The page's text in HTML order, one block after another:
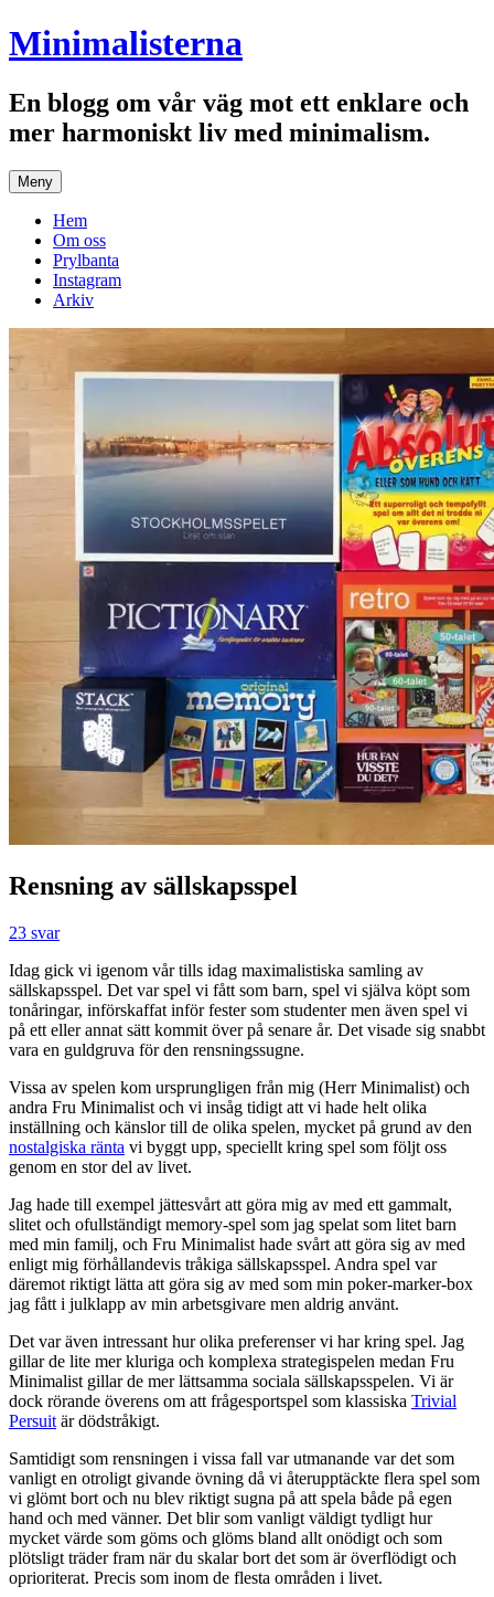
Hoppa
till
Minimalisterna
En blogg om vår väg mot ett enklare och
mer harmoniskt liv med minimalism.
Meny
Hem
Om oss
Prylbanta
Instagram
Arkiv
Rensning av sällskapsspel
23 svar
Idag gick vi igenom vår tills idag maximalistiska samling av
sällskapsspel. Det var spel vi fått som barn, spel vi själva köpt som
tonåringar, införskaffat inför fester som studenter men även spel vi
på ett eller annat sätt kommit över på senare år. Det visade sig snabbt
vara en guldgruva för den rensningssugne.
Vissa av spelen kom ursprungligen från mig (Herr Minimalist) och
andra Fru Minimalist och vi insåg tidigt att vi hade helt olika
inställning och känslor till de olika spelen, mycket på grund av den
nostalgiska ränta vi byggt upp, speciellt kring spel som följt oss
genom en stor del av livet.
Jag hade till exempel jättesvårt att göra mig av med ett gammalt,
slitet och ofullständigt memory-spel som jag spelat som litet barn
med min familj, och Fru Minimalist hade svårt att göra sig av med
enligt mig förhållandevis tråkiga sällskapsspel. Andra spel var
däremot riktigt lätta att göra sig av med som min poker-marker-box
jag fått i julklapp av min arbetsgivare men aldrig använt.
Det var även intressant hur olika preferenser vi har kring spel. Jag
gillar de lite mer kluriga och komplexa strategispelen medan Fru
Minimalist gillar de mer lättsamma sociala sällskapsspelen. Vi är
dock rörande överens om att frågesportspel som klassiska Trivial
Persuit är dödstråkigt.
Samtidigt som rensningen i vissa fall var utmanande var det som
vanligt en otroligt givande övning då vi återupptäckte flera spel som
vi glömt bort och nu blev riktigt sugna på att spela både på egen
hand och med vänner. Det blir som vanligt väldigt tydligt hur
mycket värde som göms och glöms bland allt onödigt och som
plötsligt träder fram när du skalar bort det som är överflödigt och
oprioriterat. Precis som inom de flesta områden i livet.